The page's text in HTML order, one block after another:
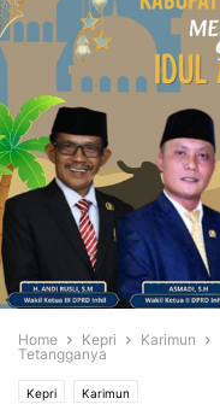
Home Kepri Karimun
Tetangganya
Kepri Karimun